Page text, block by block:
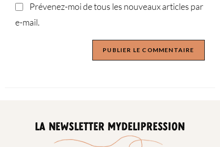
Prévenez-moi de tous les nouveaux articles par
e-mail.
LA NEWSLETTER MYDELIPRESSION